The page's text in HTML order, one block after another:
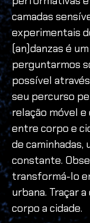
camadas
experimentais
(an)danzas é
perguntarmos
possível
seu percurso
relação móvel
entre corpo e
de caminhadas,
constante.
transformá-lo
urbana. Traçar
corpo a cidade.